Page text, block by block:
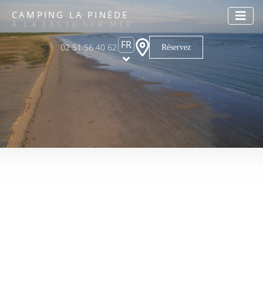
CAMPING LA PINÈDE
À LA FAUTE SUR MER
02 51 56 40 62 FR Réservez